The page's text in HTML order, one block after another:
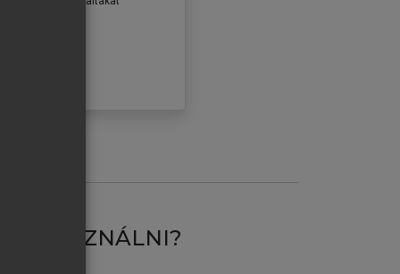
HASZNÁLNI?